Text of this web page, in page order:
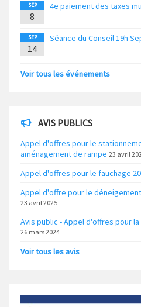
SEP
8
4e paiement des taxes
SEP
14
Séance du Conseil 19h
Voir tous les événements
AVIS PUBLICS
Appel d'offres pour le
aménagement de rampe 23 avril
Appel d'offres pour le fauchage
Appel d'offre pour le déneigement
23 avril 2025
Avis public - Appel d'offres pour
26 mars 2024
Voir tous les avis